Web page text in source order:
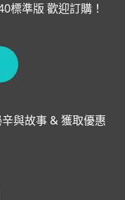
標準版 歡迎訂購！
與故事 & 獲取優惠